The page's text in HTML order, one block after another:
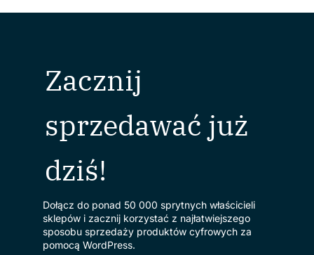
Zacznij
sprzedawać już
dziś!
Dołącz do ponad 50 000 sprytnych właścicieli
sklepów i zacznij korzystać z najłatwiejszego
sposobu sprzedaży produktów cyfrowych za
pomocą WordPress.